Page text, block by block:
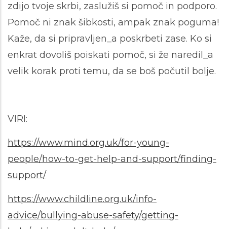
zdijo tvoje skrbi, zaslužiš si pomoč in podporo.
Pomoč ni znak šibkosti, ampak znak poguma!
Kaže, da si pripravljen_a poskrbeti zase. Ko si
enkrat dovoliš poiskati pomoč, si že naredil_a
velik korak proti temu, da se boš počutil bolje.
VIRI:
https://www.mind.org.uk/for-young-
people/how-to-get-help-and-support/finding-
support/
https://www.childline.org.uk/info-
advice/bullying-abuse-safety/getting-